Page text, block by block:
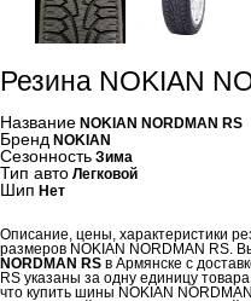
Резина NOKIAN
Название NOKIAN NORDMAN RS
Бренд NOKIAN
Сезонность Зима
Тип авто Легковой
Шип Нет
Описание, цены, характеристики
размеров NOKIAN NORDMAN RS.
NORDMAN RS в Армянске с
RS указаны за одну единицу
что купить шины NOKIAN